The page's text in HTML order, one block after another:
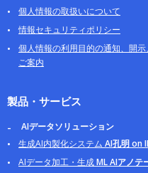
個人情報の取扱いについて
情報セキュリティポリシー
個人情報の利用目的の通知、開
ご案内
製品・サービス
AIデータソリューション
生成AI内製化システム AI孔明 on
AIデータ加工・生成ML AIアノテ